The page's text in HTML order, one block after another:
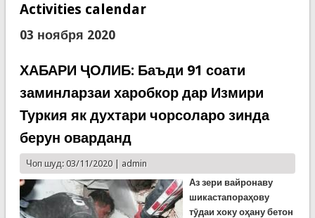
Activities calendar
03 ноября 2020
ХАБАРИ ҶОЛИБ: Баъди 91 соати
заминларзаи харобкор дар Измири
Туркия як духтари чорсоларо зинда
берун оварданд
Чоп шуд: 03/11/2020 | admin
Аз зери вайронаву
шикастапораҳову
тӯдаи хоку оҳану бетон